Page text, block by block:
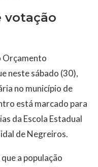
votação
Orçamento
neste sábado (30),
no município de
está marcado para
da Escola Estadual
de Negreiros.
a população